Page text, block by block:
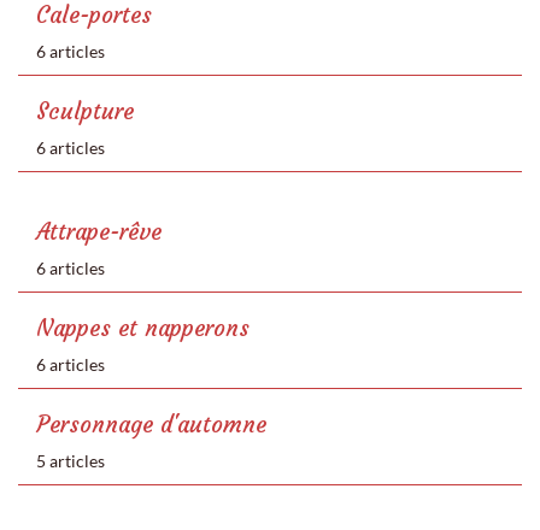
Cale-portes
6 articles
Sculpture
6 articles
Attrape-rêve
6 articles
Nappes et napperons
6 articles
Personnage d'automne
5 articles